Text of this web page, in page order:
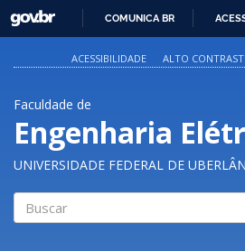
PARA
O
GOVBR
COMUNICA BR
ACESSIBILIDADE ALTO
Faculdade de
Engenharia
UNIVERSIDADE FEDERAL DE